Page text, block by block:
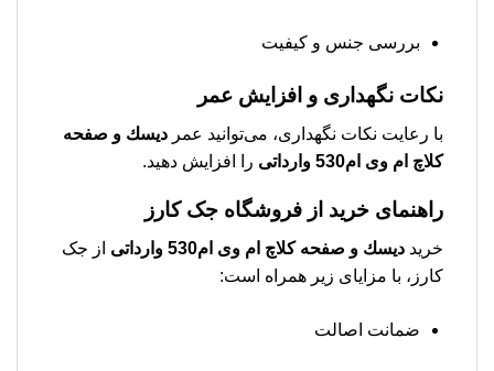
بررسی جنس و کیفیت
نکات نگهداری و افزایش عمر
با رعایت نکات نگهداری، می‌توانید عمر دیسك و صفحه
کلاچ ام وی ام530 وارداتی
را افزایش دهید.
راهنمای خرید از فروشگاه جک کارز
خرید دیسك و صفحه کلاچ ام وی ام530 وارداتی
از جک
کارز، با مزایای زیر همراه است:
ضمانت اصالت